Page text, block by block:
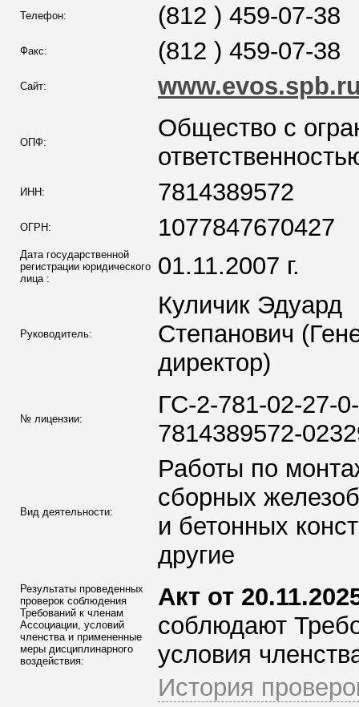
Телефон: (812 ) 459-07-38
Факс: (812 ) 459-07-38
Сайт:
ОПФ:
Общество с
ИНН: 7814389572
ОГРН: 1077847670427
Дата государственной
регистрации юридического
лица :
01.11.2007 г.
Руководитель:
Куличик Эдуард
Степанович
директор)
№ лицензии:
ГС-2-781-02-27-0-
7814389572-
Вид деятельности:
Работы по
сборных
и бетонных
другие
Результаты проведенных
проверок соблюдения
Требований к членам
Ассоциации , условий
членства и примененные
меры дисциплинарного
воздействия:
Акт от
соблюдают
условия
История